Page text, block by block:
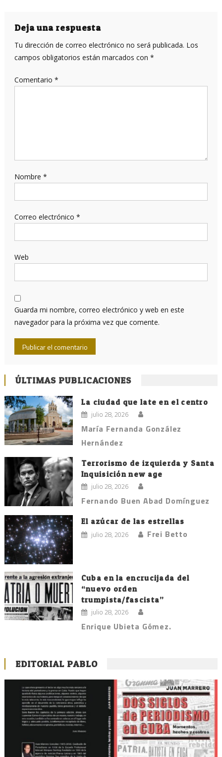
entradas
Deja una respuesta
Tu dirección de correo electrónico no será publicada. Los
campos obligatorios están marcados con *
Comentario *
Nombre *
Correo electrónico *
Web
Guarda mi nombre, correo electrónico y web en este
navegador para la próxima vez que comente.
ÚLTIMAS PUBLICACIONES
La ciudad que late en el centro
julio 28, 2026
María Fernanda González
Hernández
Terrorismo de izquierda y Santa
Inquisición new age
julio 28, 2026
Fernando Buen Abad Domínguez
El azúcar de las estrellas
julio 28, 2026 Frei Betto
Cuba en la encrucijada del
“nuevo orden
trumpista/fascista”
julio 28, 2026
Enrique Ubieta Gómez.
EDITORIAL PABLO